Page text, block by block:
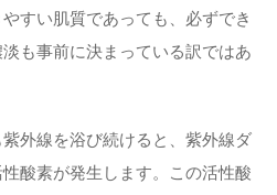
すい肌質であっても、必ずでき
も事前に決まっている訳ではあ
外線を浴び続けると、紫外線ダ
酸素が発生します。この活性酸